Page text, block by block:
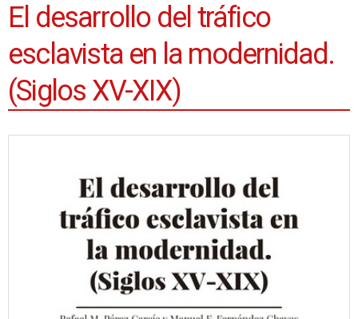
El desarrollo del tráfico
esclavista en la modernidad.
(Siglos XV-XIX)